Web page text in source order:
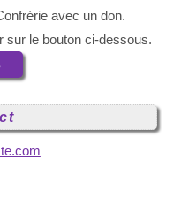
avec un don.
sur le bouton ci-dessous.